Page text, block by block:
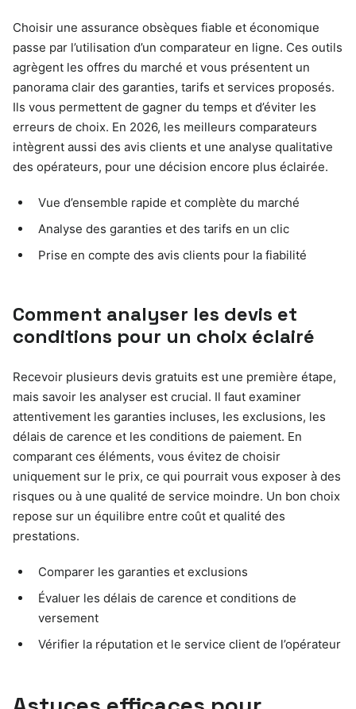
Choisir une assurance obsèques fiable et économique
passe par l’utilisation d’un comparateur en ligne. Ces outils
agrègent les offres du marché et vous présentent un
panorama clair des garanties, tarifs et services proposés.
Ils vous permettent de gagner du temps et d’éviter les
erreurs de choix. En 2026, les meilleurs comparateurs
intègrent aussi des avis clients et une analyse qualitative
des opérateurs, pour une décision encore plus éclairée.
Vue d’ensemble rapide et complète du marché
Analyse des garanties et des tarifs en un clic
Prise en compte des avis clients pour la fiabilité
Comment analyser les devis et
conditions pour un choix éclairé
Recevoir plusieurs devis gratuits est une première étape,
mais savoir les analyser est crucial. Il faut examiner
attentivement les garanties incluses, les exclusions, les
délais de carence et les conditions de paiement. En
comparant ces éléments, vous évitez de choisir
uniquement sur le prix, ce qui pourrait vous exposer à des
risques ou à une qualité de service moindre. Un bon choix
repose sur un équilibre entre coût et qualité des
prestations.
Comparer les garanties et exclusions
Évaluer les délais de carence et conditions de
versement
Vérifier la réputation et le service client de l’opérateur